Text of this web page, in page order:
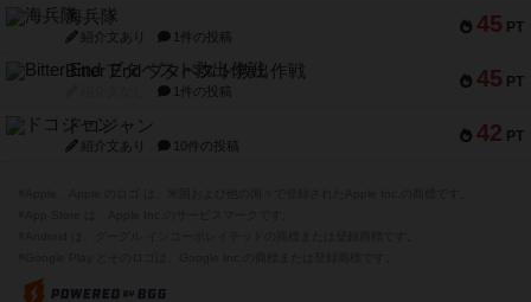
45 PT
海兵隊
紹介文あり 1件の投稿
45 PT
Bitter End ブタペスト救出作戦
1件の投稿
42 PT
ドコジャン
紹介文あり 10件の投稿